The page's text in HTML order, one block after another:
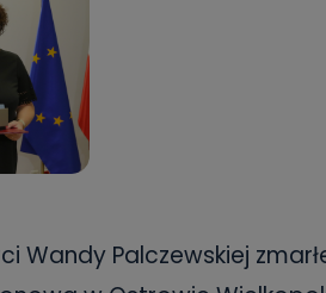
Wandy Palczewskiej